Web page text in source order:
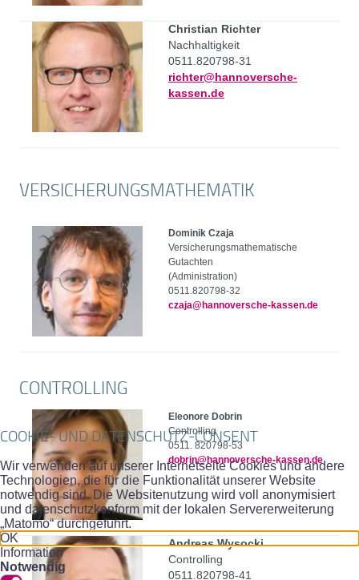
COOKIE- UND DATENSCHUTZ-CONSENT
Wir verwenden auf unserer Internetseite Cookies und andere
Technologien, die für die Funktionalität unserer Website
notwendig sind. Die Websitenutzung wird voll anonymisiert
und datenschutzkonform mit der lokalen Servererweiterung
„Matomo“ durchgeführt.
OK
Information
Notwendig
Christian Richter
Nachhaltigkeit
0511.820798-31
richter@hannoversche-
kassen.de
VERSICHERUNGSMATHEMATIK
Dominik Czaja
Versicherungsmathematische
Gutachten
(Administration)
0511.820798-32
czaja@hannoversche-kassen.de
CONTROLLING
Eleonore Dobrin
Controlling
0511. 820798-53
dobrin@hannoversche-kassen.de
Andreas Wysocki
Controlling
0511.820798-41